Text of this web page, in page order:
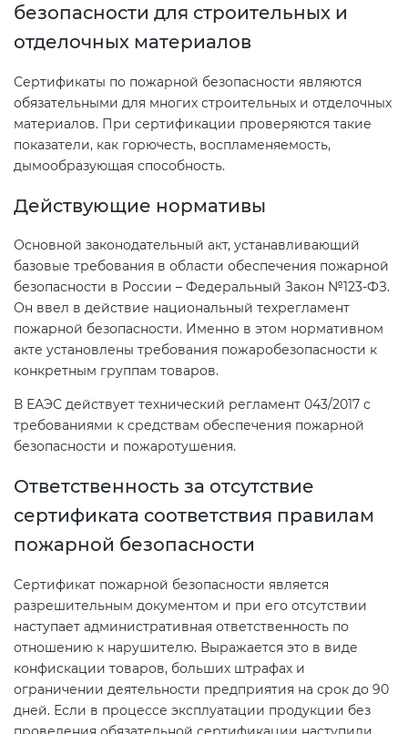
безопасности для строительных и
отделочных материалов
Сертификаты по пожарной безопасности являются
обязательными для многих строительных и отделочных
материалов. При сертификации проверяются такие
показатели, как горючесть, воспламеняемость,
дымообразующая способность.
Действующие нормативы
Основной законодательный акт, устанавливающий
базовые требования в области обеспечения пожарной
безопасности в России – Федеральный Закон №123-ФЗ.
Он ввел в действие национальный техрегламент
пожарной безопасности. Именно в этом нормативном
акте установлены требования пожаробезопасности к
конкретным группам товаров.
В ЕАЭС действует технический регламент 043/2017 с
требованиями к средствам обеспечения пожарной
безопасности и пожаротушения.
Ответственность за отсутствие
сертификата соответствия правилам
пожарной безопасности
Сертификат пожарной безопасности является
разрешительным документом и при его отсутствии
наступает административная ответственность по
отношению к нарушителю. Выражается это в виде
конфискации товаров, больших штрафах и
ограничении деятельности предприятия на срок до 90
дней. Если в процессе эксплуатации продукции без